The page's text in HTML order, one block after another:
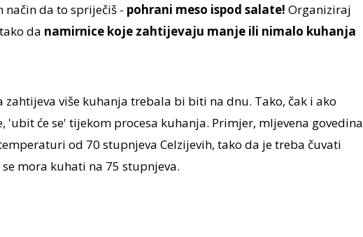
način da to spriječiš - pohrani meso ispod salate! Organiziraj
da namirnice koje zahtijevaju manje ili nimalo kuhanja
zahtijeva više kuhanja trebala bi biti na dnu. Tako, čak i ako
'ubit će se' tijekom procesa kuhanja. Primjer, mljevena govedina
od 70 stupnjeva Celzijevih, tako da je treba čuvati
mora kuhati na 75 stupnjeva.